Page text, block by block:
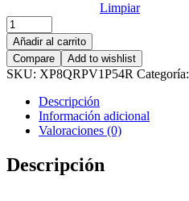
Limpiar
Mini
Laptop
Intel
cantidad
Añadir al carrito
Compare
Add to wishlist
SKU: XP8QRPV1P54R Categoría:
Descripción
Información adicional
Valoraciones (0)
Descripción